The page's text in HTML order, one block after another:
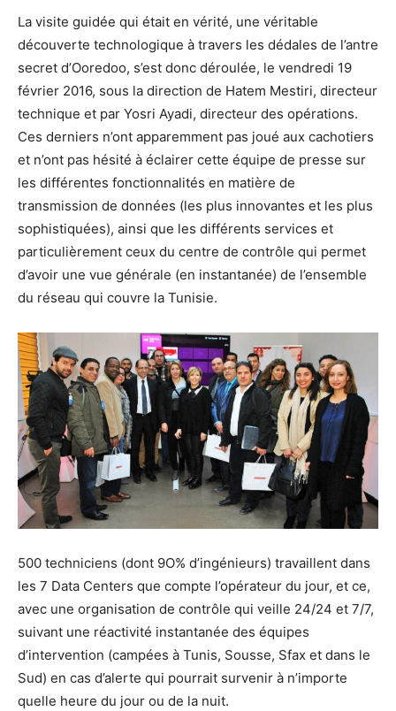
La visite guidée qui était en vérité, une véritable
découverte technologique à travers les dédales de l’antre
secret d’Ooredoo, s’est donc déroulée, le vendredi 19
février 2016, sous la direction de Hatem Mestiri, directeur
technique et par Yosri Ayadi, directeur des opérations.
Ces derniers n’ont apparemment pas joué aux cachotiers
et n’ont pas hésité à éclairer cette équipe de presse sur
les différentes fonctionnalités en matière de
transmission de données (les plus innovantes et les plus
sophistiquées), ainsi que les différents services et
particulièrement ceux du centre de contrôle qui permet
d’avoir une vue générale (en instantanée) de l’ensemble
du réseau qui couvre la Tunisie.
500 techniciens (dont 9O% d’ingénieurs) travaillent dans
les 7 Data Centers que compte l’opérateur du jour, et ce,
avec une organisation de contrôle qui veille 24/24 et 7/7,
suivant une réactivité instantanée des équipes
d’intervention (campées à Tunis, Sousse, Sfax et dans le
Sud) en cas d’alerte qui pourrait survenir à n’importe
quelle heure du jour ou de la nuit.